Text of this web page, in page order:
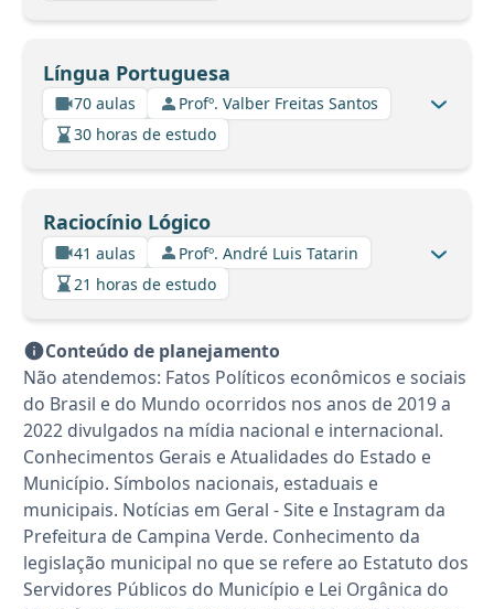
Língua Portuguesa
70 aulas
Profº. Valber Freitas Santos
30 horas de estudo
Raciocínio Lógico
41 aulas
Profº. André Luis Tatarin
21 horas de estudo
Conteúdo de planejamento
Não atendemos: Fatos Políticos econômicos e sociais
do Brasil e do Mundo ocorridos nos anos de 2019 a
2022 divulgados na mídia nacional e internacional.
Conhecimentos Gerais e Atualidades do Estado e
Município. Símbolos nacionais, estaduais e
municipais. Notícias em Geral - Site e Instagram da
Prefeitura de Campina Verde. Conhecimento da
legislação municipal no que se refere ao Estatuto dos
Servidores Públicos do Município e Lei Orgânica do